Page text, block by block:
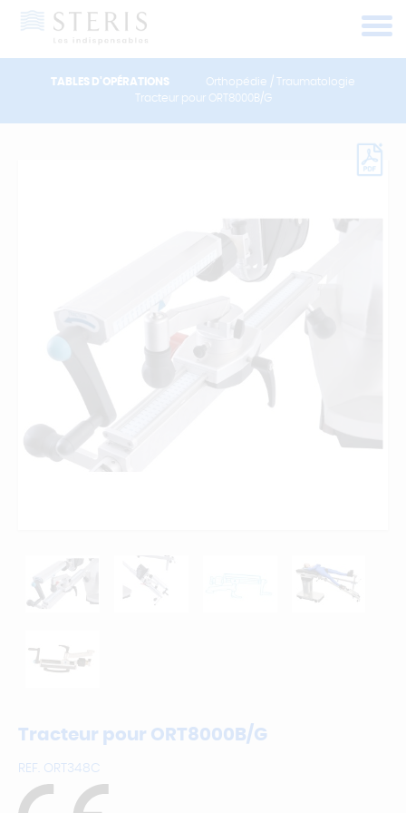
TABLES D'OPÉRATIONS
Orthopédie / Traumatologie
Tracteur pour ORT8000B/G
Tracteur pour ORT8000B/G
REF. ORT348C
Panneau de gestion des cookies